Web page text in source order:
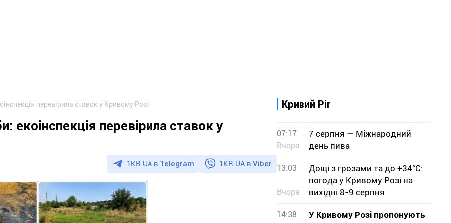
перевірила ставок у Кривому Розі
екоінспекція перевірила ставок у
1KR.UA в Telegram 1KR.UA в Viber
Кривий Ріг
07:17
Вчора
7 серпня — Міжнародний
день пива
13:03
Вчора
Дощі з грозами та до +34°С:
погода у Кривому Розі на
вихідні 8-9 серпня
14:38
У Кривому Розі пропонують